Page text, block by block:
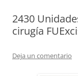
2430
cirugía
Deja un comentario